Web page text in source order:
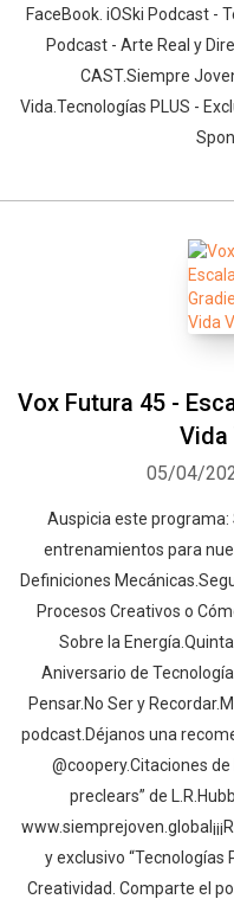
FaceBook. iOSki Podcast -
Podcast - Arte Real y
CAST.Siempre
Vida.Tecnologías PLUS -
Vox Futura 45 -
Vida
05/04/
Auspicia este programa:
entrenamientos para
Definiciones
Procesos Creativos o
Sobre la
Aniversario de
Pensar.No Ser y
podcast.Déjanos una
@coopery.Citaciones
preclears” de
y exclusivo “Tecnologías
Creatividad. Comparte el